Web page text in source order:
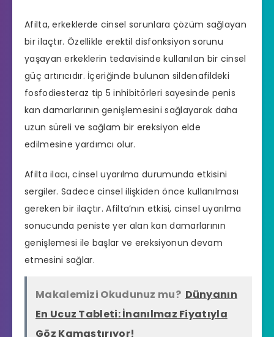
Afilta, erkeklerde cinsel sorunlara çözüm sağlayan
bir ilaçtır. Özellikle erektil disfonksiyon sorunu
yaşayan erkeklerin tedavisinde kullanılan bir cinsel
güç artırıcıdır. İçeriğinde bulunan sildenafildeki
fosfodiesteraz tip 5 inhibitörleri sayesinde penis
kan damarlarının genişlemesini sağlayarak daha
uzun süreli ve sağlam bir ereksiyon elde
edilmesine yardımcı olur.
Afilta ilacı, cinsel uyarılma durumunda etkisini
sergiler. Sadece cinsel ilişkiden önce kullanılması
gereken bir ilaçtır. Afilta’nın etkisi, cinsel uyarılma
sonucunda peniste yer alan kan damarlarının
genişlemesi ile başlar ve ereksiyonun devam
etmesini sağlar.
Makalemizi Okudunuz mu? Dünyanın
En Ucuz Tableti: İnanılmaz Fiyatıyla
Göz Kamaştırıyor!